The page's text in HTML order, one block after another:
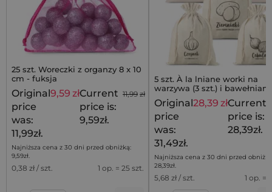
25 szt. Woreczki z organzy 8 x 10
cm - fuksja
11,99 zł
Original
price
was:
11,99zł.
9,59 złCurrent
price is:
9,59zł.
Najniższa cena z 30 dni przed obniżką:
9,59zł.
0,38 zł / szt. 1 op. = 25 szt.
5 szt. À la lniane worki na
warzywa (3 szt.) i
na zakupy (2 szt.)
Original
price
was:
31,49zł.
28,39 złCurrent
price is:
28,39zł.
Najniższa cena z 30 dni przed
28,39zł.
5,68 zł / szt. 1 op. =